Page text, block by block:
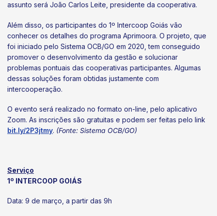
assunto será João Carlos Leite, presidente da cooperativa.
Além disso, os participantes do 1º Intercoop Goiás vão
conhecer os detalhes do programa Aprimoora. O projeto, que
foi iniciado pelo Sistema OCB/GO em 2020, tem conseguido
promover o desenvolvimento da gestão e solucionar
problemas pontuais das cooperativas participantes. Algumas
dessas soluções foram obtidas justamente com
intercooperação.
O evento será realizado no formato on-line, pelo aplicativo
Zoom. As inscrições são gratuitas e podem ser feitas pelo link
bit.ly/2P3jtmy. (Fonte: Sistema OCB/GO)
Serviço
1º INTERCOOP GOIÁS
Data: 9 de março, a partir das 9h